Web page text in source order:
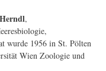
,
wurde 1956 in St. Pölten
Wien Zoologie und